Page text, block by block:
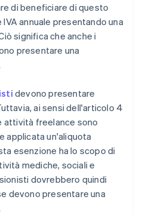
di beneficiare di questo
annuale presentando una
significa che anche i
presentare una
devono presentare
ai sensi dell'articolo 4
attività freelance sono
applicata un'aliquota
esenzione ha lo scopo di
mediche, sociali e
dovrebbero quindi
devono presentare una